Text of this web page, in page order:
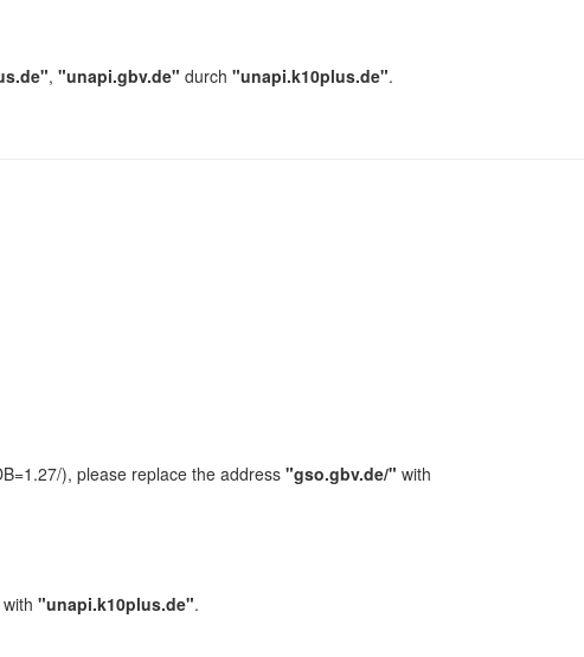
, "unapi.gbv.de" durch "unapi.k10plus.de".
), please replace the address "gso.gbv.de/" with
with "unapi.k10plus.de".